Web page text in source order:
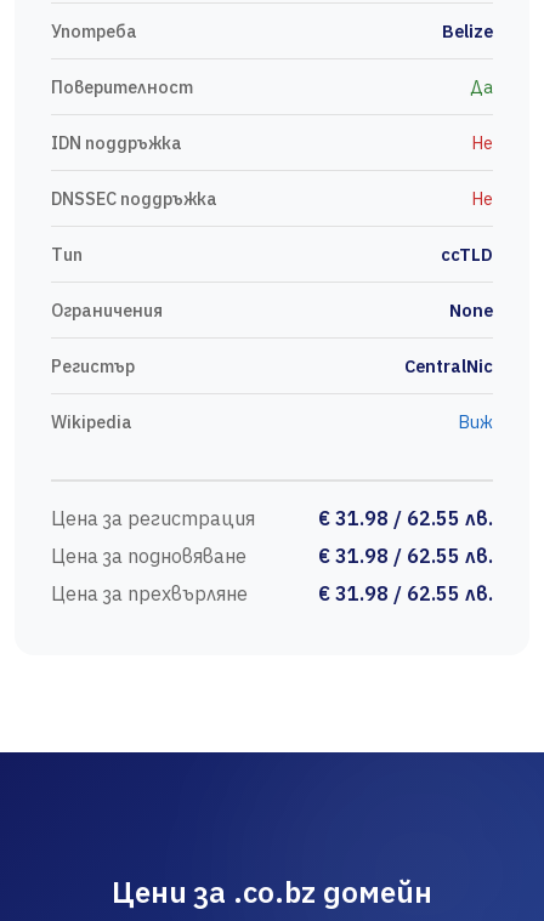
Употреба Belize
Поверителност Да
IDN поддръжка Не
DNSSEC поддръжка Не
Тип ccTLD
Ограничения None
Регистър CentralNic
Wikipedia Виж
Цена за регистрация
€ 31.98 / 62.55 лв.
Цена за подновяване
€ 31.98 / 62.55 лв.
Цена за прехвърляне
€ 31.98 / 62.55 лв.
Цени за .co.bz домейн